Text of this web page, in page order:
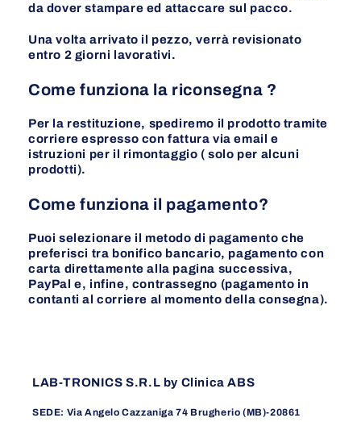
da dover stampare ed attaccare sul pacco.
Una volta arrivato il pezzo, verrà revisionato
entro 2 giorni lavorativi.
Come funziona la riconsegna ?
Per la restituzione, spediremo il prodotto tramite
corriere espresso con fattura via email e
istruzioni per il rimontaggio ( solo per alcuni
prodotti).
Come funziona il pagamento?
Puoi selezionare il metodo di pagamento che
preferisci tra bonifico bancario, pagamento con
carta direttamente alla pagina successiva,
PayPal e, infine, contrassegno (pagamento in
contanti al corriere al momento della consegna).
LAB-TRONICS S.R.L by Clinica ABS
SEDE: Via Angelo Cazzaniga 74 Brugherio (MB)-20861